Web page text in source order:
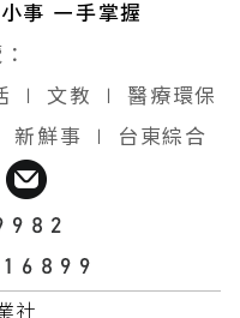
事 一手掌握
∣ 文教 ∣
醫療環保
新鮮事 ∣ 台東綜合
社